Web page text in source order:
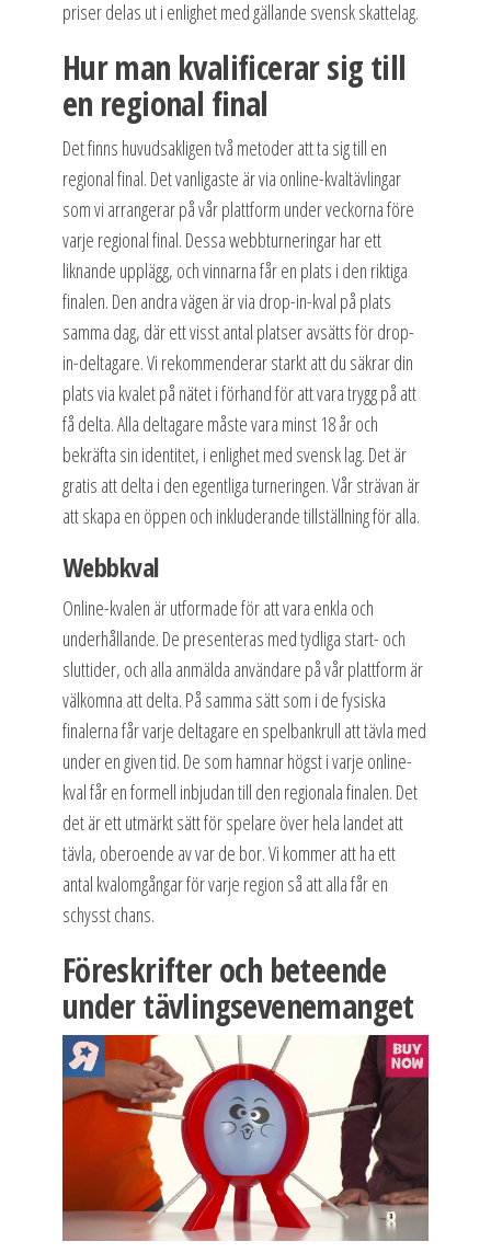
priser delas ut i enlighet med gällande svensk skattelag.
Hur man kvalificerar sig till
en regional final
Det finns huvudsakligen två metoder att ta sig till en
regional final. Det vanligaste är via online-kvaltävlingar
som vi arrangerar på vår plattform under veckorna före
varje regional final. Dessa webbturneringar har ett
liknande upplägg, och vinnarna får en plats i den riktiga
finalen. Den andra vägen är via drop-in-kval på plats
samma dag, där ett visst antal platser avsätts för drop-
in-deltagare. Vi rekommenderar starkt att du säkrar din
plats via kvalet på nätet i förhand för att vara trygg på att
få delta. Alla deltagare måste vara minst 18 år och
bekräfta sin identitet, i enlighet med svensk lag. Det är
gratis att delta i den egentliga turneringen. Vår strävan är
att skapa en öppen och inkluderande tillställning för alla.
Webbkval
Online-kvalen är utformade för att vara enkla och
underhållande. De presenteras med tydliga start- och
sluttider, och alla anmälda användare på vår plattform är
välkomna att delta. På samma sätt som i de fysiska
finalerna får varje deltagare en spelbankrull att tävla med
under en given tid. De som hamnar högst i varje online-
kval får en formell inbjudan till den regionala finalen. Det
det är ett utmärkt sätt för spelare över hela landet att
tävla, oberoende av var de bor. Vi kommer att ha ett
antal kvalomgångar för varje region så att alla får en
schysst chans.
Föreskrifter och beteende
under tävlingsevenemanget